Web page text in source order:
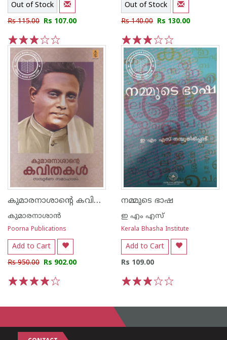
Out of Stock
Rs 115.00 Rs 107.00
5
4
3
2
1
Out of Stock
Rs 140.00 Rs 130.00
5
4
3
2
1
കുമാരനാശാന്റെ കവിതകള്‍ സമ്പൂര്‍ണ സമാഹാരം
കുമാരനാശാന്‍
Poorna Publications
Add to Cart
Rs 950.00 Rs 902.00
നമ്മുടെ ഭാഷ
ഇ എം എസ്
Kerala Bhasha Institute
Add to Cart
Rs 109.00